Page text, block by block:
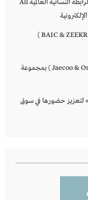
چرمين عامر تنضم إلى منظمة G100 التابعة للرابطة النسائية العالمية All
تعيين “تيمور إسماعيل” مديراً عاماً لعلامتى ( BAIC & ZEEKR )
تعيين “أحمد على” مديراً عاماً لعلامة ( Jaecoo & Omoda ) بمجموعة
حضورها في سوق